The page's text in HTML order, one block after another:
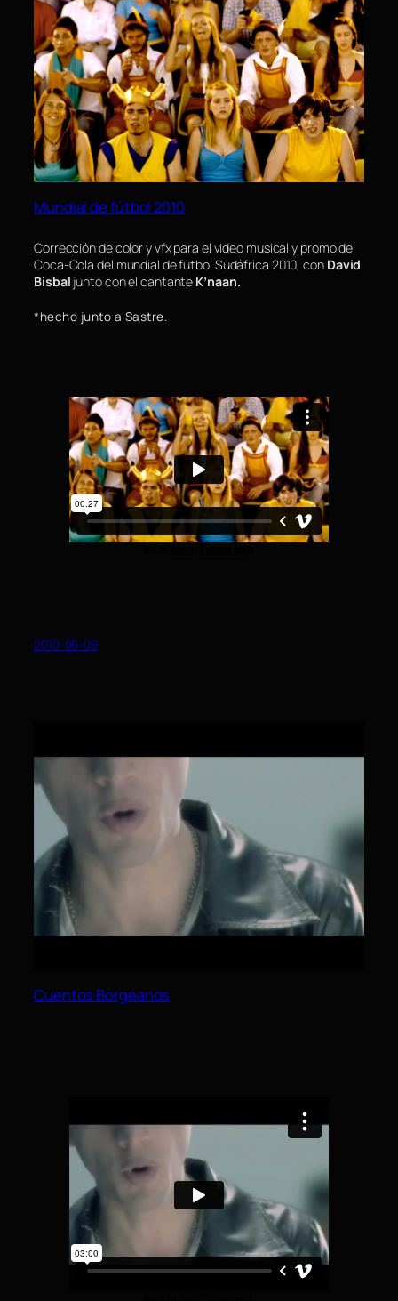
Mundial de fútbol 2010
Corrección de color y vfx para el video musical y promo de
Coca-Cola del mundial de fútbol Sudáfrica 2010, con David
Bisbal junto con el cantante K’naan.
*hecho junto a Sastre.
2010-06-09
Cuentos Borgeanos